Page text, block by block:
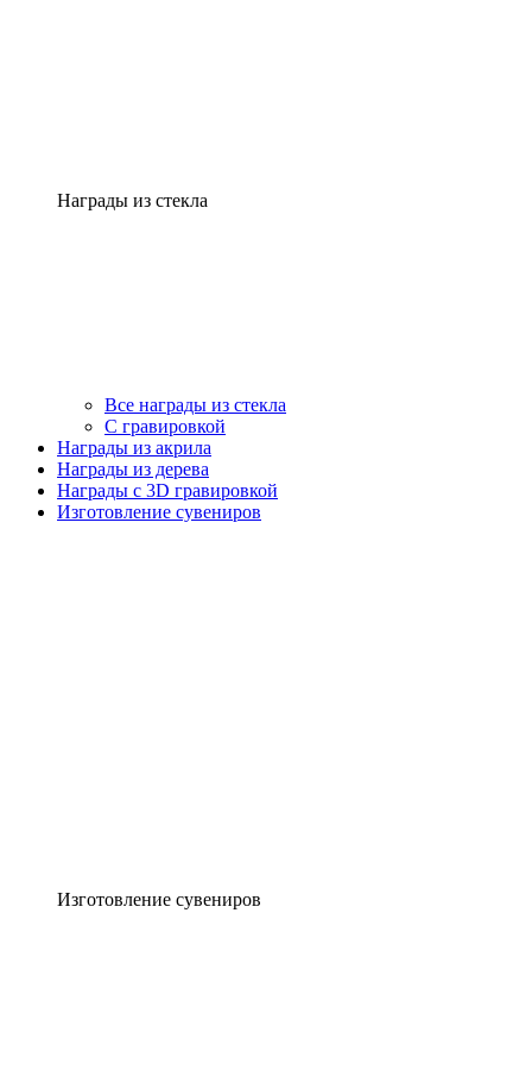
Награды из стекла
Все награды из стекла
С гравировкой
Награды из акрила
Награды из дерева
Награды с 3D гравировкой
Изготовление сувениров
Изготовление сувениров